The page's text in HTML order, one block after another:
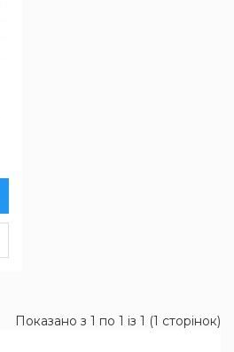
Показано з 1 по 1 із 1 (1 сторінок)